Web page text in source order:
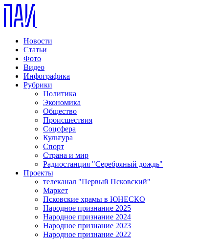
Новости
Статьи
Фото
Видео
Инфографика
Рубрики
Политика
Экономика
Общество
Происшествия
Соцсфера
Культура
Спорт
Страна и мир
Радиостанция "Серебряный дождь"
Проекты
телеканал "Первый Псковский"
Маркет
Псковские храмы в ЮНЕСКО
Народное признание 2025
Народное признание 2024
Народное признание 2023
Народное признание 2022